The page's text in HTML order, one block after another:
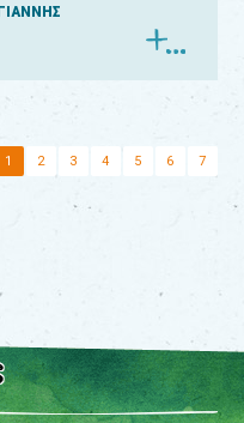
1 2 3 4 5 6 7